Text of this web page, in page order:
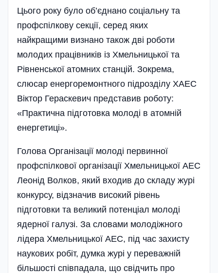
Цього року було об’єднано соці­альну та
профспілкову секції, серед­ яких
найкращими визнано також дві роботи
молодих працівників із Хмельницької та
Рівненської атомних станцій. Зокрема,
слюсар енергоремонтного підрозділу ХАЕС
Віктор Гераскевич представив роботу:
«Практична підготовка молоді в атомній
енергетиці».
Голова Організації молоді первинної
профспілкової організації Хмельницької АЕС
Леонід Волков, який входив до складу журі
конкурсу, відзначив високий рівень
підготовки та великий потенціал молоді
ядерної галузі. За словами молодіжного
лідера Хмельницької АЕС, під час захисту
наукових робіт, думка журі у переважній
більшості співпадала, що свідчить про